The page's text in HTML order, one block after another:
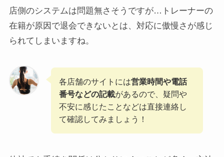
店側のシステムは問題無さそうですが…トレーナーの
在籍が原因で退会できないとは、対応に傲慢さが感じ
られてしまいますね。
各店舗のサイトには営業時間や電話
番号などの記載があるので、疑問や
不安に感じたことなどは直接連絡し
て確認してみましょう！